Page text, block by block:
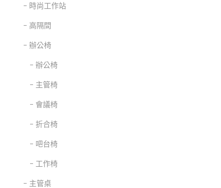
時尚工作站
高隔間
辦公椅
辦公椅
主管椅
會議椅
折合椅
吧台椅
工作椅
主管桌